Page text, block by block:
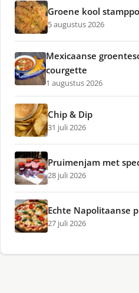
Groene kool
5 augustus 2026
Mexicaanse
courgette
1 augustus 2026
Chip & Dip
31 juli 2026
Pruimenjam met
28 juli 2026
Echte Napolitaanse
27 juli 2026